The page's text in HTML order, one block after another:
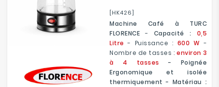
[HK426]
Machine Café à TURC
FLORENCE - Capacité : 0,5
Litre - Puissance : 600 W -
Nombre de tasses :environ 3
à 4 tasses - Poignée
Ergonomique et isolée
thermiquement - Matériau :